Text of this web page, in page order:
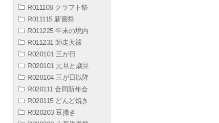
R011108 クラフト祭
R011115 新嘗祭
R011225 年末の境内
R011231 師走大祓
R020101 三が日
R020101 元旦と歳旦
R020104 三が日以降
R020111 合同新年会
R020115 どんど焼き
R020203 豆撒き